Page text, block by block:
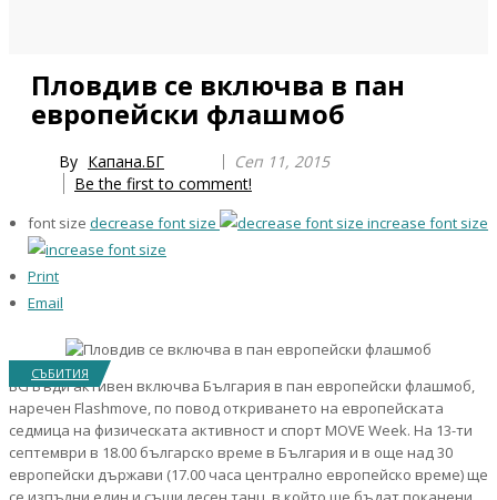
Пловдив се включва в пан
европейски флашмоб
By Капана.БГ
Сеп 11, 2015
Be the first to comment!
font size decrease font size increase font size
Print
Email
СЪБИТИЯ
BG Бъди активен включва България в пан европейски флашмоб,
наречен Flashmove, по повод откриването на европейската
седмица на физическата активност и спорт MOVE Week. На 13-ти
септември в 18.00 българско време в България и в още над 30
европейски държави (17.00 часа централно европейско време) ще
Year
Month
Year
Month